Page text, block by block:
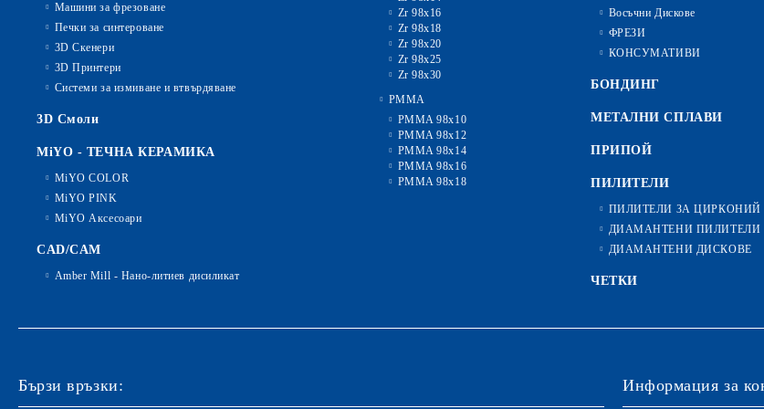
Машини за фрезоване
Печки за синтероване
3D Скенери
3D Принтери
Системи за измиване и втвърдяване
3D Смоли
MiYO - ТЕЧНА КЕРАМИКА
MiYO COLOR
MiYO PINK
MiYO Аксесоари
CAD/CAM
Amber Mill - Нано-литиев дисиликат
Zr 98x16
Zr 98x18
Zr 98x20
Zr 98x25
Zr 98x30
PMMA
PMMA 98x10
PMMA 98x12
PMMA 98x14
PMMA 98x16
PMMA 98x18
Восъчни Дискове
ФРЕЗИ
КОНСУМАТИВИ
БОНДИНГ
МЕТАЛНИ СПЛАВИ
ПРИПОЙ
ПИЛИТЕЛИ
ПИЛИТЕЛИ ЗА ЦИРКОНИЙ
ДИАМАНТЕНИ ПИЛИТЕЛИ
ДИАМАНТЕНИ ДИСКОВЕ
ЧЕТКИ
Бързи връзки: Информация за